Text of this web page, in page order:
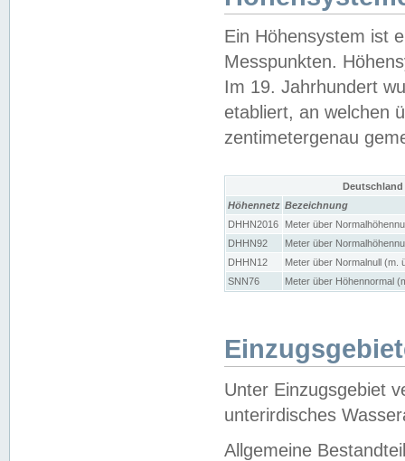
Ein Höhensystem ist
Messpunkten.
Im 19. Jahrhundert
etabliert, an welchen
zentimetergenau
Höhennetz Bezeichnung
DHHN2016
Meter über
DHHN92
Meter über
DHHN12
Meter über Normalnull (m.
SNN76
Meter über Höhennormal
Unter Einzugsgebiet
unterirdisches
Allgemeine